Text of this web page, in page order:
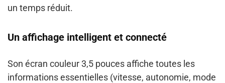
un temps réduit.
Un affichage intelligent et connecté
Son écran couleur 3,5 pouces affiche toutes les
informations essentielles (vitesse, autonomie, mode